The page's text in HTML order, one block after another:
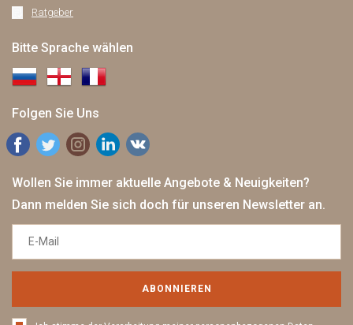
Ratgeber
Bitte Sprache wählen
Folgen Sie Uns
Wollen Sie immer aktuelle Angebote & Neuigkeiten?
Dann melden Sie sich doch für unseren Newsletter an.
ABONNIEREN